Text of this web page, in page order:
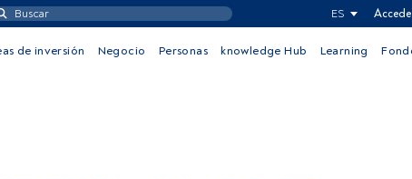
ES
de inversión Negocio Personas knowledge Hub Learning